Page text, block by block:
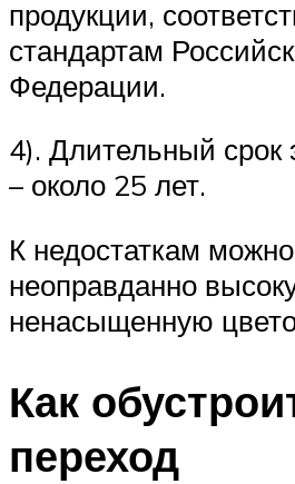
продукции,
стандартам
Федерации.
4). Длительный срок
– около 25 лет.
К недостаткам
неоправданно
ненасыщенную
Как
переход